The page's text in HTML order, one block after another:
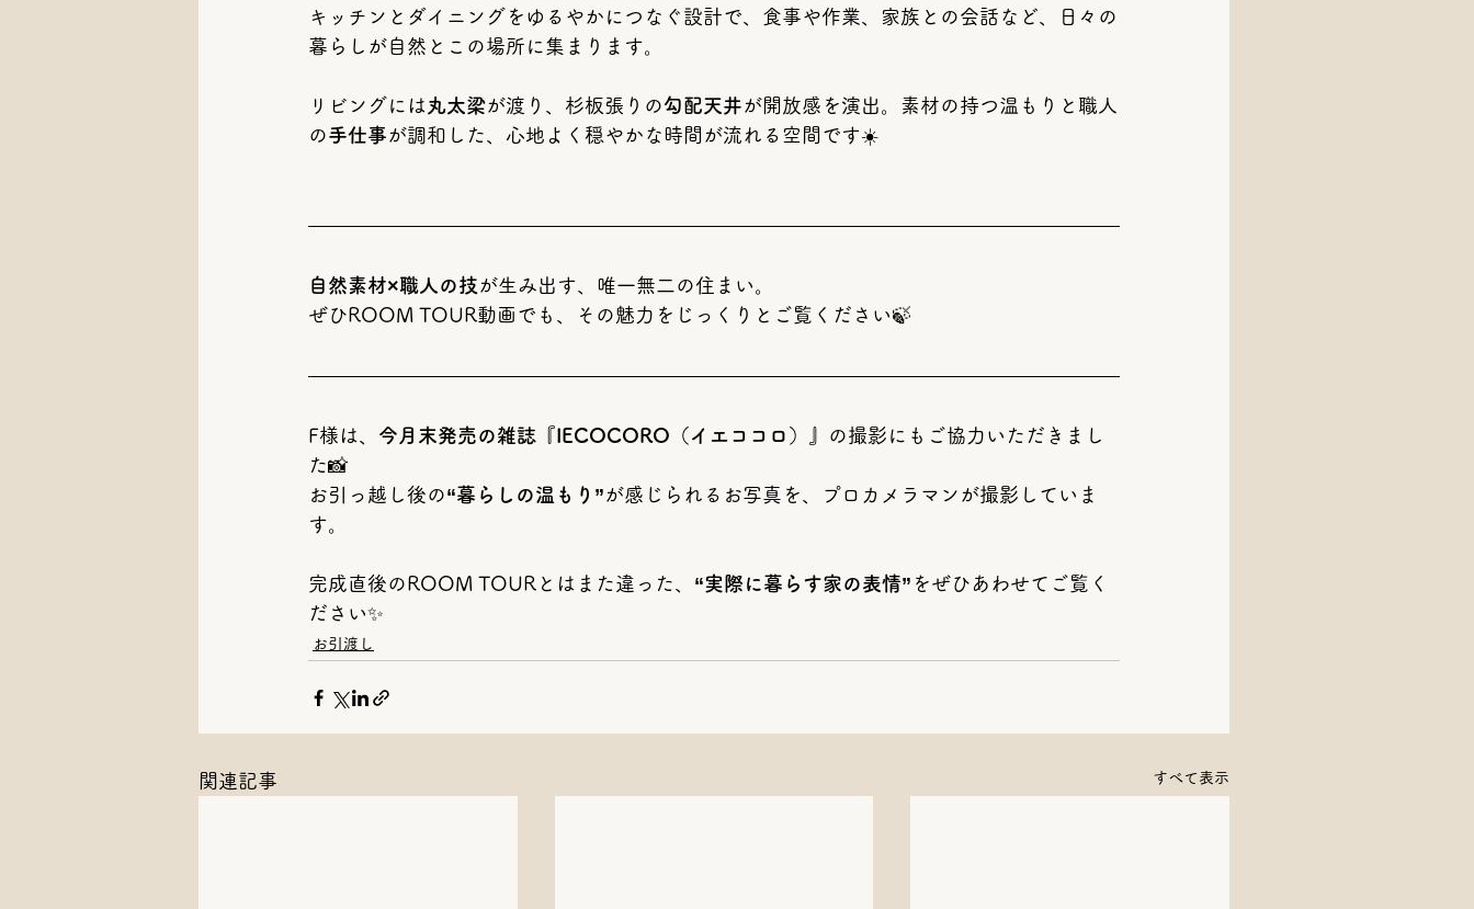
キッチンとダイニングをゆるやかにつなぐ設計で、食事や作業、家族との会話など、日々の
暮らしが自然とこの場所に集まります。
リビングには 丸太梁が渡り、杉板張りの勾配天井 が開放感を演出。素材の持つ温もりと職人
の手仕事 が調和した、心地よく穏やかな時間が流れる空間です☀️
自然素材×職人の技 が生み出す、唯一無二の住まい。
ぜひROOM TOUR動画でも、その魅力をじっくりとご覧ください🍃
F様は、 今月末発売の雑誌『IECOCORO（イエココロ）』
の撮影にもご協力いただきまし
た📸
お引っ越し後の“暮らしの温もり” が感じられるお写真を、プロカメラマンが撮影していま
す。
完成直後のROOM TOURとはまた違った、 “実際に暮らす家の表情” をぜひあわせてご覧く
ださい✨
お引渡し
関連記事 すべて表示